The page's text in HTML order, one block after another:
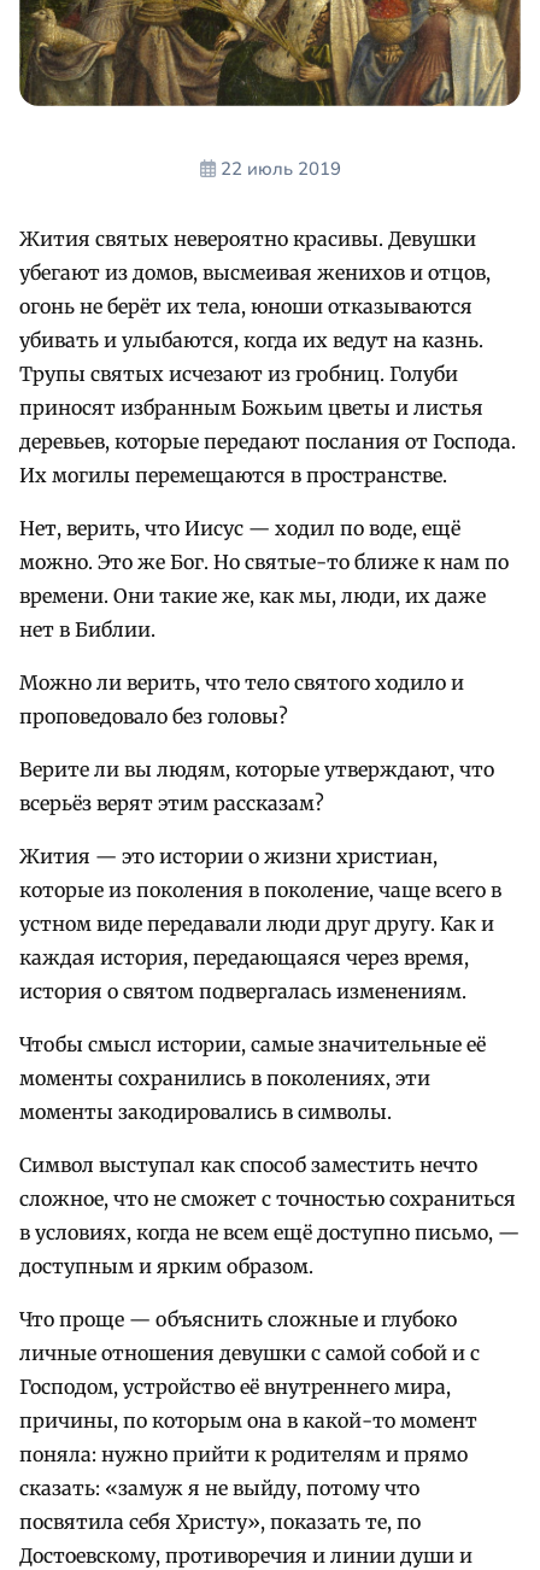
22 июль 2019
Жития святых невероятно красивы. Девушки
убегают из домов, высмеивая женихов и отцов,
огонь не берёт их тела, юноши отказываются
убивать и улыбаются, когда их ведут на казнь.
Трупы святых исчезают из гробниц. Голуби
приносят избранным Божьим цветы и листья
деревьев, которые передают послания от Господа.
Их могилы перемещаются в пространстве.
Нет, верить, что Иисус — ходил по воде, ещё
можно. Это же Бог. Но святые-то ближе к нам по
времени. Они такие же, как мы, люди, их даже
нет в Библии.
Можно ли верить, что тело святого ходило и
проповедовало без головы?
Верите ли вы людям, которые утверждают, что
всерьёз верят этим рассказам?
Жития — это истории о жизни христиан,
которые из поколения в поколение, чаще всего в
устном виде передавали люди друг другу. Как и
каждая история, передающаяся через время,
история о святом подвергалась изменениям.
Чтобы смысл истории, самые значительные её
моменты сохранились в поколениях, эти
моменты закодировались в символы.
Символ выступал как способ заместить нечто
сложное, что не сможет с точностью сохраниться
в условиях, когда не всем ещё доступно письмо, —
доступным и ярким образом.
Что проще — объяснить сложные и глубоко
личные отношения девушки с самой собой и с
Господом, устройство её внутреннего мира,
причины, по которым она в какой-то момент
поняла: нужно прийти к родителям и прямо
сказать: «замуж я не выйду, потому что
посвятила себя Христу», показать те, по
Достоевскому, противоречия и линии души и